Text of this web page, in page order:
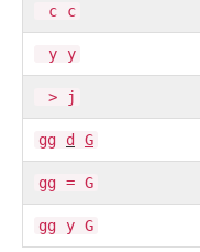
c c
y y
> j
gg d G
gg = G
gg y G